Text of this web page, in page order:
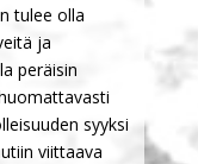
tulee olla
ja
peräisin
syyksi
viittaava